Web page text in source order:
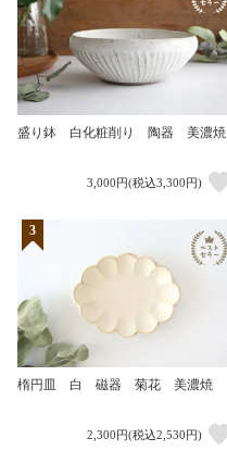
盛り鉢 白化粧削り 陶器 美濃焼
3,000円(税込3,300円)
3
楕円皿 白 磁器 菊花 美濃焼
2,300円(税込2,530円)